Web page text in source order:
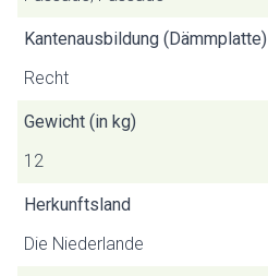
Kantenausbildung (Dämmplatte)
Recht
Gewicht (in kg)
12
Herkunftsland
Die Niederlande